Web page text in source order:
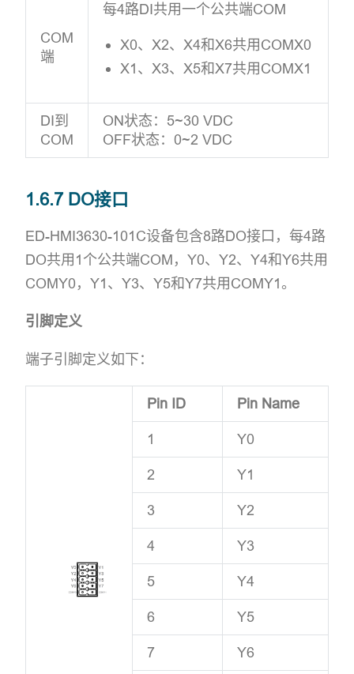
COM
端
每4路DI共用一个公共端COM
X0、X2、X4和X6共用COMX0
X1、X3、X5和X7共用COMX1
DI到
COM
ON状态：5~30 VDC
OFF状态：0~2 VDC
1.6.7 DO接口
ED-HMI3630-101C设备包含8路DO接口，每4路
DO共用1个公共端COM，Y0、Y2、Y4和Y6共用
COMY0，Y1、Y3、Y5和Y7共用COMY1。
引脚定义
端子引脚定义如下：
Pin ID Pin Name
1 Y0
2 Y1
3 Y2
4 Y3
5 Y4
6 Y5
7 Y6